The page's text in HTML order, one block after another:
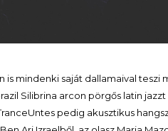
mindenki saját dallamaival teszi
Silibrina arcon pörgős latin
pedig akusztikus